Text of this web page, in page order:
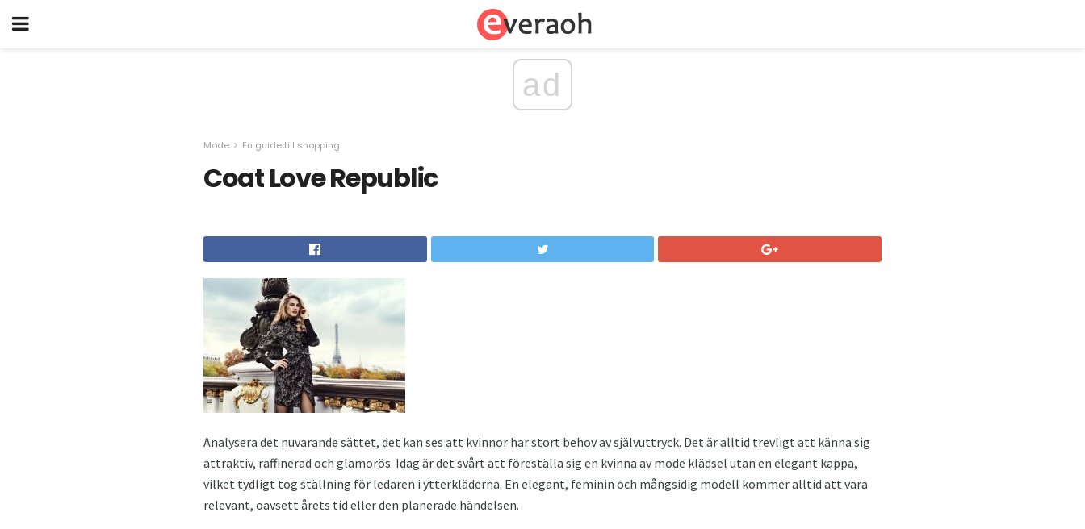
ad
Mode En guide till shopping
Coat Love Republic
Analysera det nuvarande sättet, det kan ses att kvinnor har stort behov av självuttryck. Det är alltid trevligt att känna sig
attraktiv, raffinerad och glamorös. Idag är det svårt att föreställa sig en kvinna av mode klädsel utan en elegant kappa,
vilket tydligt tog ställning för ledaren i ytterkläderna. En elegant, feminin och mångsidig modell kommer alltid att vara
relevant, oavsett årets tid eller den planerade händelsen.